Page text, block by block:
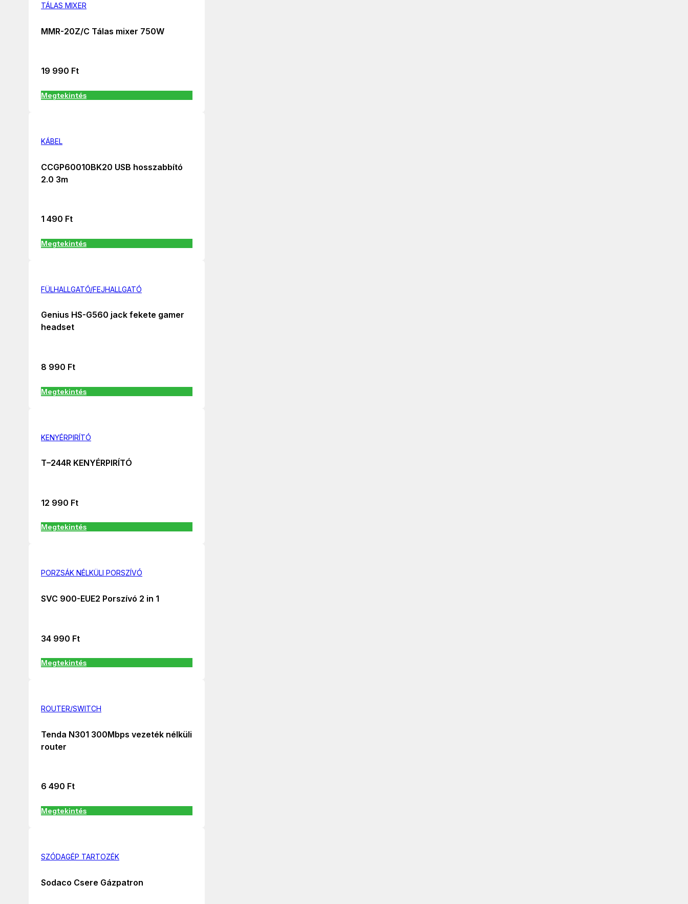
TÁLAS MIXER
MMR-20Z/C Tálas mixer 750W
19 990 Ft
Megtekintés
KÁBEL
CCGP60010BK20 USB hosszabbító
2.0 3m
1 490 Ft
Megtekintés
FÜLHALLGATÓ/FEJHALLGATÓ
Genius HS-G560 jack fekete gamer
headset
8 990 Ft
Megtekintés
KENYÉRPIRÍTÓ
T–244R KENYÉRPIRÍTÓ
12 990 Ft
Megtekintés
PORZSÁK NÉLKÜLI PORSZÍVÓ
SVC 900-EUE2 Porszívó 2 in 1
34 990 Ft
Megtekintés
ROUTER/SWITCH
Tenda N301 300Mbps vezeték nélküli
router
6 490 Ft
Megtekintés
SZÓDAGÉP TARTOZÉK
Sodaco Csere Gázpatron